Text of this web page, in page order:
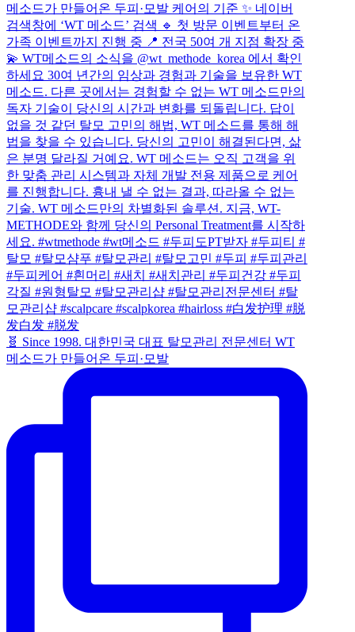
🧬 Since 1998. 대한민국 대표 탈모관리 전문센터 WT
메소드가 만들어온 두피·모발